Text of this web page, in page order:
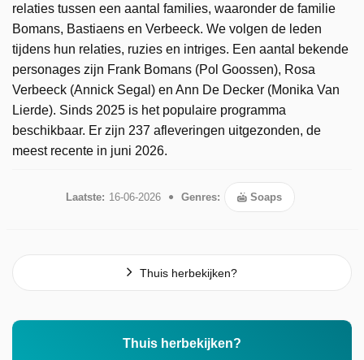
relaties tussen een aantal families, waaronder de familie
Bomans, Bastiaens en Verbeeck. We volgen de leden
tijdens hun relaties, ruzies en intriges. Een aantal bekende
personages zijn Frank Bomans (Pol Goossen), Rosa
Verbeeck (Annick Segal) en Ann De Decker (Monika Van
Lierde). Sinds 2025 is het populaire programma
beschikbaar. Er zijn 237 afleveringen uitgezonden, de
meest recente in juni 2026.
Laatste: 16-06-2026 Genres: Soaps
Thuis herbekijken?
Thuis herbekijken?